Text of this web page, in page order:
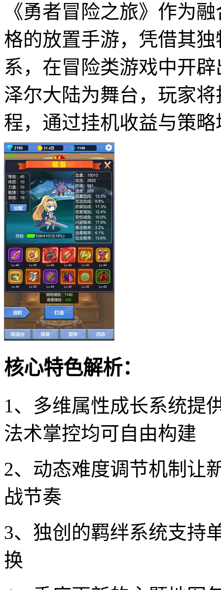
《勇者冒险之旅》作为
格的放置手游，凭借其
系，在冒险类游戏中开
泽尔大陆为舞台，玩家
程，通过挂机收益与策
核心特色解析：
1、多维属性成长系统提
法术掌控均可自由构建
2、动态难度调节机制让
战节奏
3、独创的羁绊系统支持
换